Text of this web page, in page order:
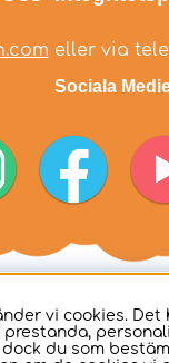
eller via
Sociala
vi cookies.
du som